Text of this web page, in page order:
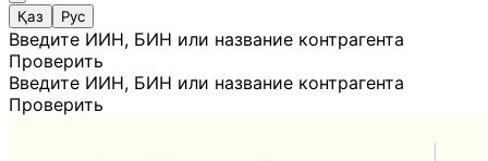
Қаз Рус
Введите ИИН, БИН или название контрагента
Проверить
Введите ИИН, БИН или название контрагента
Проверить